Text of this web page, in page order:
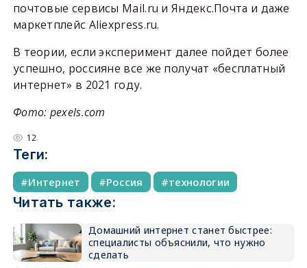
почтовые сервисы Mail.ru и Яндекс.Почта и даже
маркетплейс Aliexpress.ru.
В теории, если эксперимент далее пойдет более
успешно, россияне все же получат «бесплатный
интернет» в 2021 году.
Фото: pexels.com
12
Теги:
Интернет Россия технологии
Читать также:
Домашний интернет станет быстрее:
специалисты объяснили, что нужно
сделать